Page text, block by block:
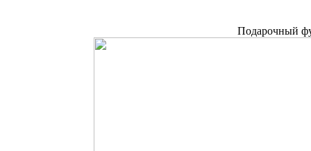
Подарочный